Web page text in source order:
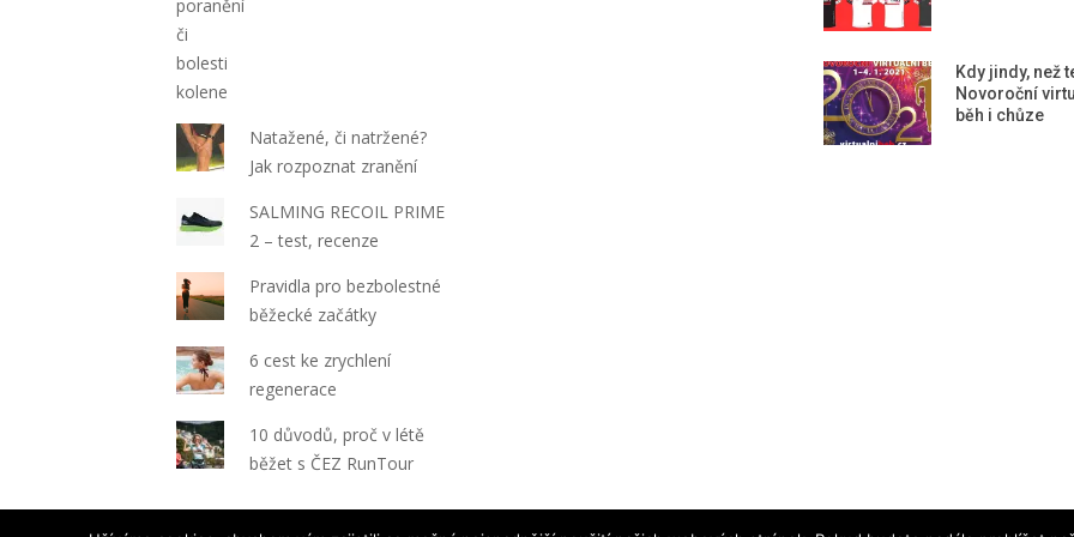
Natažené, či natržené?
Jak rozpoznat zranění
SALMING RECOIL PRIME
2 – test, recenze
Pravidla pro bezbolestné
běžecké začátky
6 cest ke zrychlení
regenerace
10 důvodů, proč v létě
běžet s ČEZ RunTour
Kdy jindy, než
Novoroční
běh i chůze